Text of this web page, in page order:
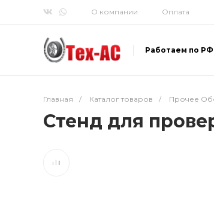
О компании Оплата
Работаем по РФ
Главная / Каталог товаров / Прочее
Стенд для